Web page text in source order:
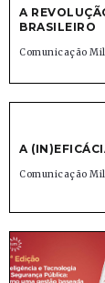
A
BRASILEIRO
Comunicação
A
Comunicação